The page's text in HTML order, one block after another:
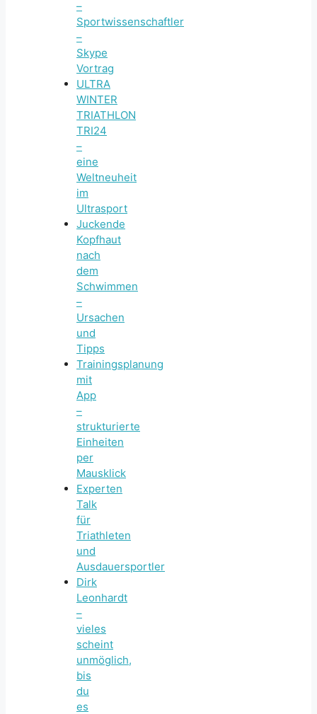
–
Sportwissenschaftler
–
Skype
Vortrag
ULTRA
WINTER
TRIATHLON
TRI24
–
eine
Weltneuheit
im
Ultrasport
Juckende
Kopfhaut
nach
dem
Schwimmen
–
Ursachen
und
Tipps
Trainingsplanung
mit
App
–
strukturierte
Einheiten
per
Mausklick
Experten
Talk
für
Triathleten
und
Ausdauersportler
Dirk
Leonhardt
–
vieles
scheint
unmöglich,
bis
du
es